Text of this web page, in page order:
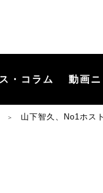
・コラム 動画
＞ 山下智久、No1ホス